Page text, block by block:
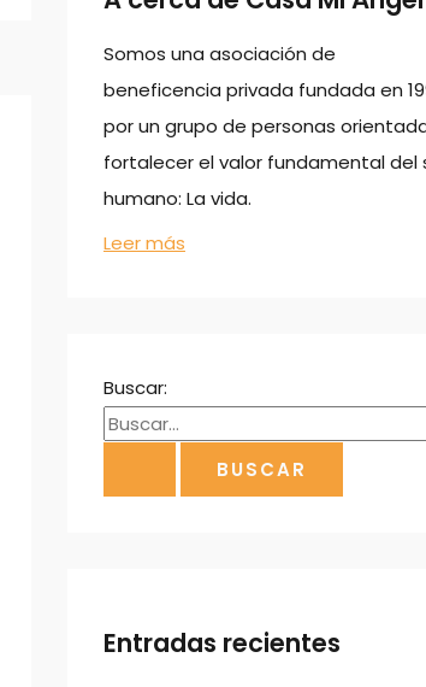
Somos una asociación de
beneficencia privada fundada en
por un grupo de personas
fortalecer el valor fundamental del
humano: La vida.
Leer más
Buscar:
Entradas recientes